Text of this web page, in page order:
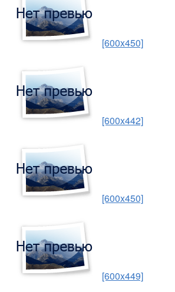
[600x450]
[600x442]
[600x450]
[600x449]